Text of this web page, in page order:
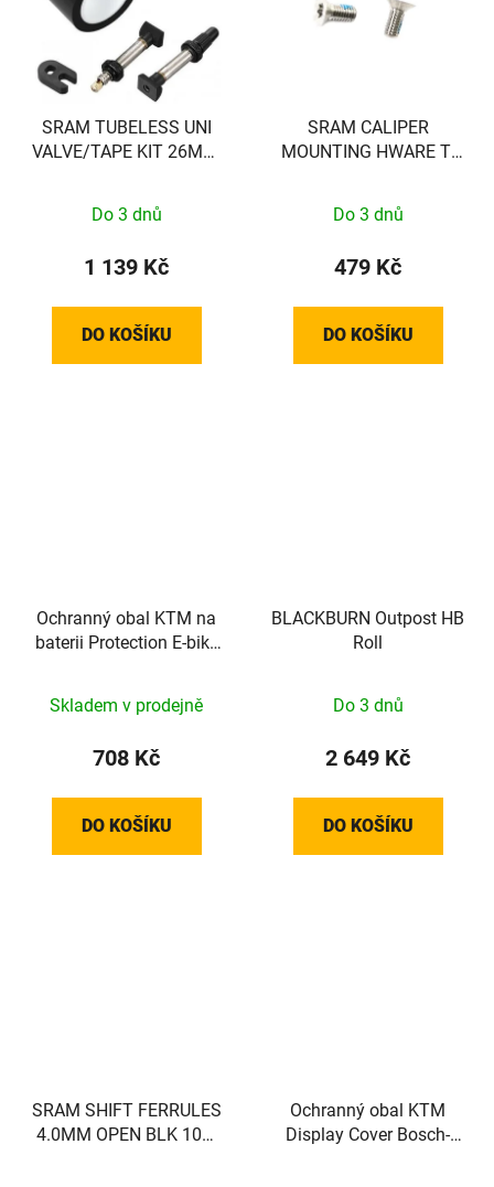
SRAM TUBELESS UNI
VALVE/TAPE KIT 26MM,
Do 3 dnů
1 139 Kč
DO KOŠÍKU
SRAM CALIPER
MOUNTING HWARE TI
Do 3 dnů
479 Kč
DO KOŠÍKU
Ochranný obal KTM na
baterii Protection E-bike
Skladem v prodejně
708 Kč
DO KOŠÍKU
BLACKBURN Outpost HB
Roll
Do 3 dnů
2 649 Kč
DO KOŠÍKU
SRAM SHIFT FERRULES
4.0MM OPEN BLK 100-
Ochranný obal KTM
Display Cover Bosch-